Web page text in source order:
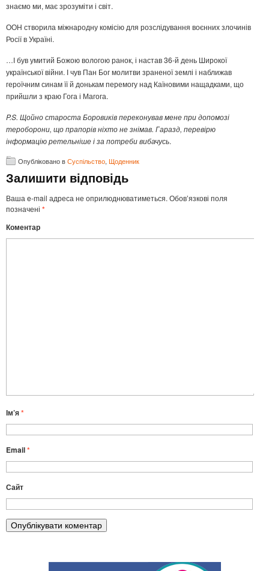
знаємо ми, має зрозуміти і світ.
ООН створила міжнародну комісію для розслідування воєнних злочинів
Росії в Україні.
…І був умитий Божою вологою ранок, і настав 36-й день Широкої
української війни. І чув Пан Бог молитви зраненої землі і наближав
героїчним синам її й донькам перемогу над Каїновими нащадками, що
прийшли з краю Гога і Магога.
P.S. Щойно староста Боровиків переконував мене при допомозі
тероборони, що прапорів ніхто не знімав. Гаразд, перевірю
інформацію ретельнішеі за потреби вибачусь.
Опубліковано вСуспільство, Щоденник
Залишити відповідь
Ваша e-mail адреса не оприлюднюватиметься. Обов’язкові поля
позначені *
Коментар
Ім’я*
Email*
Сайт